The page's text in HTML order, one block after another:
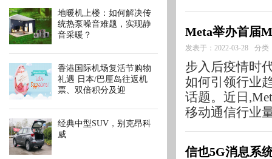
地暖机上楼：如何解决传
统热泵噪音难题，实现静
音采暖？
香港国际机场复活节购物
礼遇 日本/巴厘岛往返机
票、双倍积分及迎
经典中型SUV，别克昂科
威
Meta举办首届
发表于：2022-03-28 分类
步入后疫情时
如何引领行业
话题。近日
移动通信行业
信也5G消息系